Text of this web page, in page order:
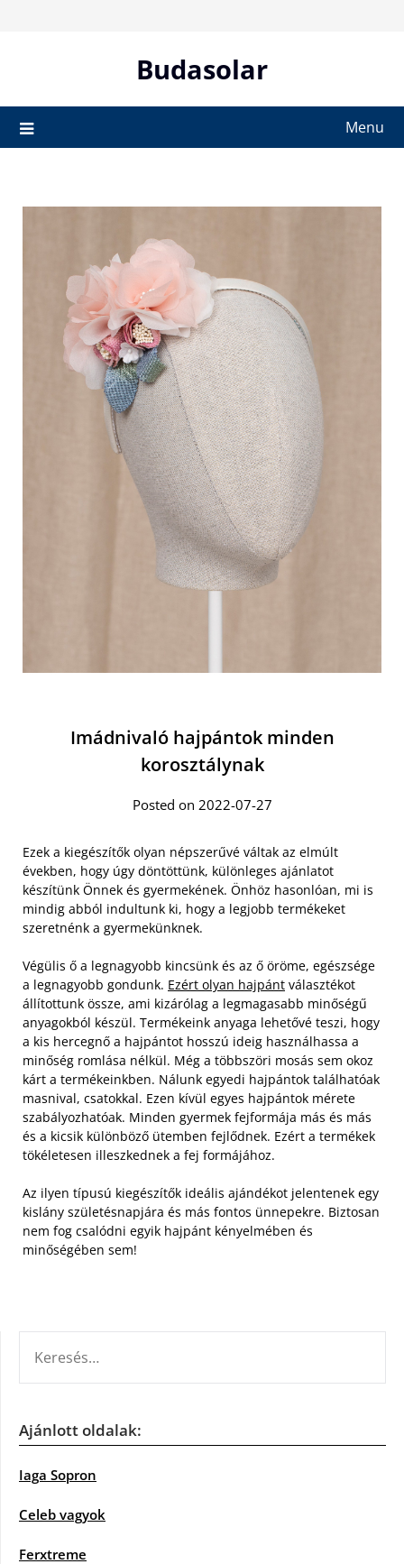
Budasolar
Menu
Imádnivaló hajpántok minden
korosztálynak
Posted on 2022-07-27
Ezek a kiegészítők olyan népszerűvé váltak az elmúlt
években, hogy úgy döntöttünk, különleges ajánlatot
készítünk Önnek és gyermekének. Önhöz hasonlóan, mi is
mindig abból indultunk ki, hogy a legjobb termékeket
szeretnénk a gyermekünknek.
Végülis ő a legnagyobb kincsünk és az ő öröme, egészsége
a legnagyobb gondunk. Ezért olyan hajpánt választékot
állítottunk össze, ami kizárólag a legmagasabb minőségű
anyagokból készül. Termékeink anyaga lehetővé teszi, hogy
a kis hercegnő a hajpántot hosszú ideig használhassa a
minőség romlása nélkül. Még a többszöri mosás sem okoz
kárt a termékeinkben. Nálunk egyedi hajpántok találhatóak
masnival, csatokkal. Ezen kívül egyes hajpántok mérete
szabályozhatóak. Minden gyermek fejformája más és más
és a kicsik különböző ütemben fejlődnek. Ezért a termékek
tökéletesen illeszkednek a fej formájához.
Az ilyen típusú kiegészítők ideális ajándékot jelentenek egy
kislány születésnapjára és más fontos ünnepekre. Biztosan
nem fog csalódni egyik hajpánt kényelmében és
minőségében sem!
Ajánlott oldalak:
Iaga Sopron
Celeb vagyok
Ferxtreme